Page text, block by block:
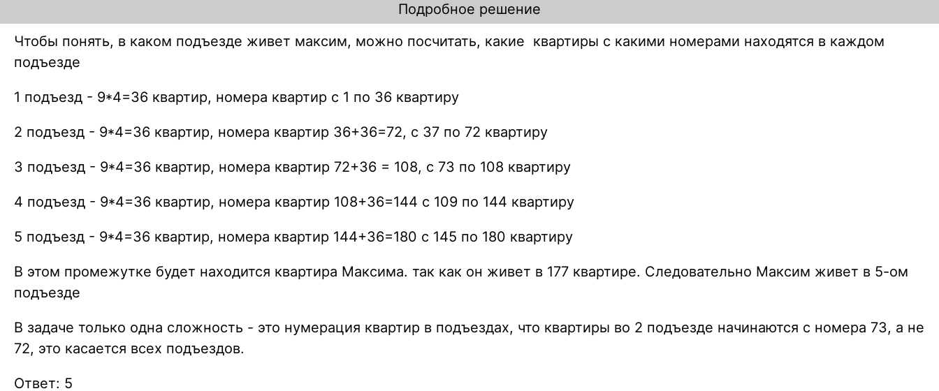
Подробное решение
Чтобы понять, в каком подъезде живет максим, можно посчитать, какие квартиры с какими номерами находятся в каждом
подъезде
1 подъезд - 9*4=36 квартир, номера квартир с 1 по 36 квартиру
2 подъезд - 9*4=36 квартир, номера квартир 36+36=72, с 37 по 72 квартиру
3 подъезд - 9*4=36 квартир, номера квартир 72+36 = 108, с 73 по 108 квартиру
4 подъезд - 9*4=36 квартир, номера квартир 108+36=144 с 109 по 144 квартиру
5 подъезд - 9*4=36 квартир, номера квартир 144+36=180 с 145 по 180 квартиру
В этом промежутке будет находится квартира Максима. так как он живет в 177 квартире. Следовательно Максим живет в 5-ом
подъезде
В задаче только одна сложность - это нумерация квартир в подъездах, что квартиры во 2 подъезде начинаются с номера 73, а не
72, это касается всех подъездов.
Ответ: 5